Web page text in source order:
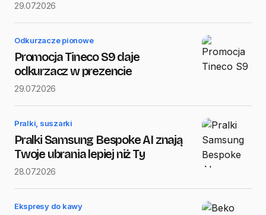
29.07.2026
Odkurzacze pionowe
Promocja Tineco S9 daje
odkurzacz w prezencie
29.07.2026
Pralki, suszarki
Pralki Samsung Bespoke AI znają
Twoje ubrania lepiej niż Ty
28.07.2026
Ekspresy do kawy